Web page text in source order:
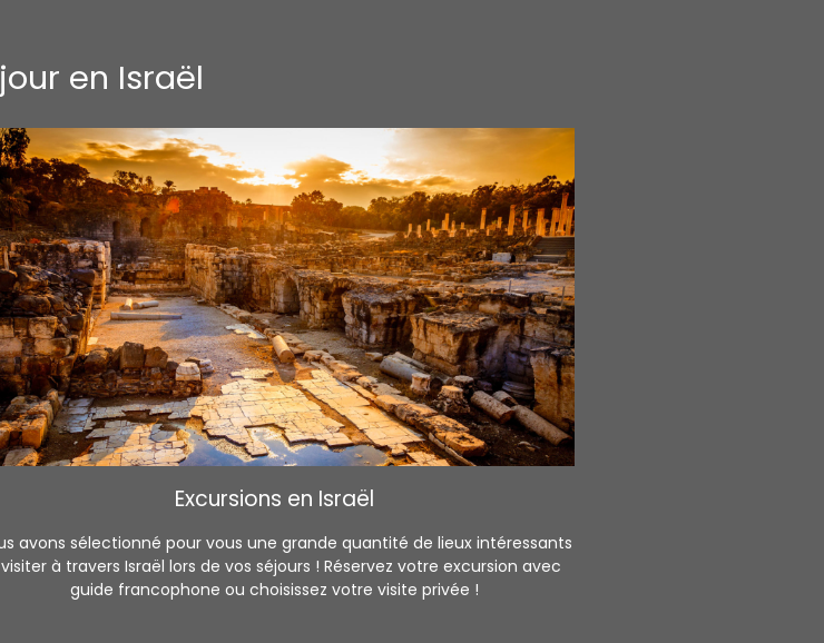
en Israël
Excursions en Israël
avons sélectionné pour vous une grande quantité de lieux intéressants
à travers Israël lors de vos séjours ! Réservez votre excursion avec
guide francophone ou choisissez votre visite privée !